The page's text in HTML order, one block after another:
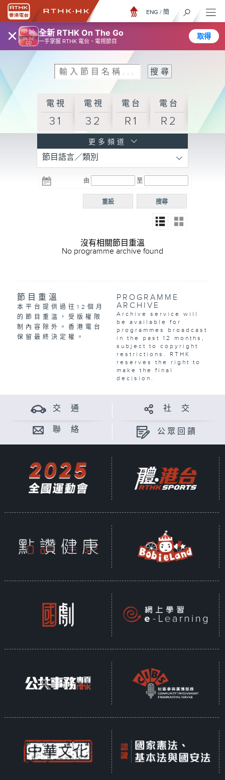
× 全新 RTHK On The Go
一手掌握 RTHK 電台、電視節目
取得
ENG / 簡
電視
31
電視
32
電台
R1
電台
R2
R3
電台 電台
R5
電台
普通
更多頻道
節目語言／類別
由 至
搜尋
重設
沒有相關節目重溫
No programme archive found
節目重溫
本平台提供過往12個月
的節目重溫，受版權限
制內容除外。香港電台
保留最終決定權。
PROGRAMME
ARCHIVE
Archive service will
be available for
programmes broadcast
in the past 12 months,
subject to copyright
restrictions. RTHK
reserves the right to
make the final
decision.
交 通 社 交
聯 絡 公眾回饋